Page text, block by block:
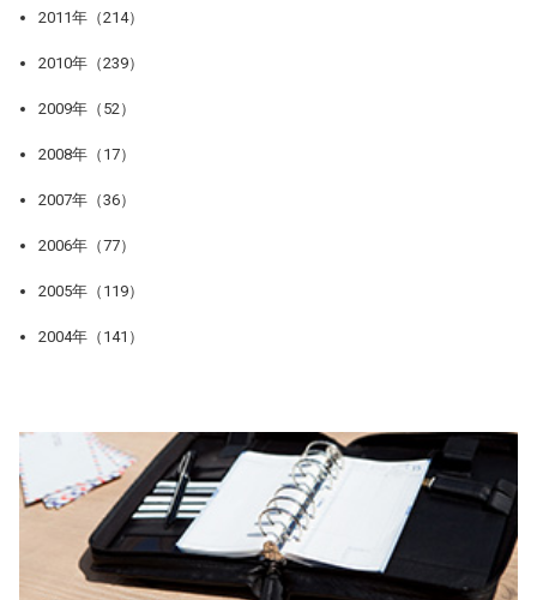
2011年（214）
2010年（239）
2009年（52）
2008年（17）
2007年（36）
2006年（77）
2005年（119）
2004年（141）